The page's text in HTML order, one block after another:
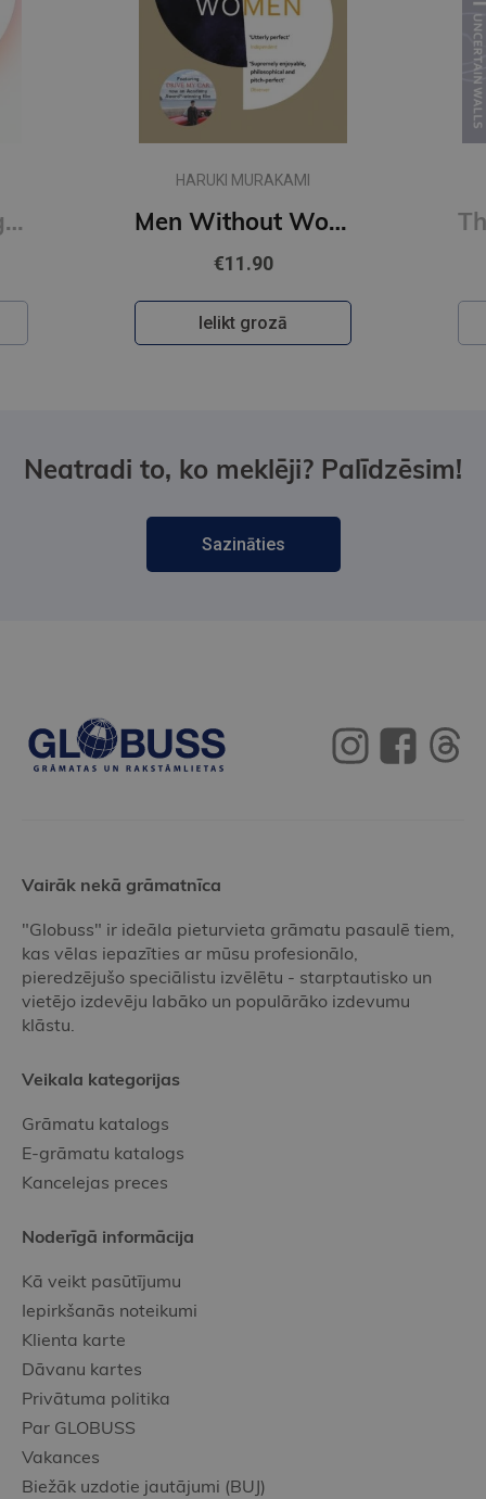
First Person Singular : mind-bending new collection of short stories
HARUKI MURAKAMI
Men Without Women
€11.90
Ielikt grozā
Neatradi to, ko meklēji? Palīdzēsim!
Sazināties
Vairāk nekā grāmatnīca
"Globuss" ir ideāla pieturvieta grāmatu pasaulē tiem,
kas vēlas iepazīties ar mūsu profesionālo,
pieredzējušo speciālistu izvēlētu - starptautisko un
vietējo izdevēju labāko un populārāko izdevumu
klāstu.
Veikala kategorijas
Grāmatu katalogs
E-grāmatu katalogs
Kancelejas preces
Noderīgā informācija
Kā veikt pasūtījumu
Iepirkšanās noteikumi
Klienta karte
Dāvanu kartes
Privātuma politika
Par GLOBUSS
Vakances
Biežāk uzdotie jautājumi (BUJ)